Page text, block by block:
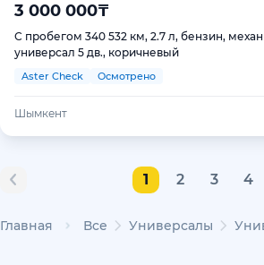
3 000 000₸
С пробегом 340 532 км, 2.7 л, бензин,
универсал 5 дв., коричневый
Aster Check Осмотрено
Шымкент
1 2 3 4
Главная Все Универсалы